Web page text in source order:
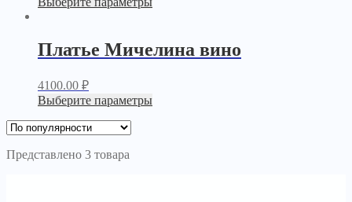
Платье Мичелина вино
4100.00 ₽
Выберите параметры
Представлено 3 товара